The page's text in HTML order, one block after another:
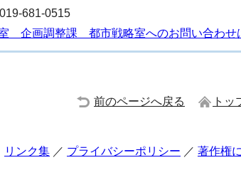
681-0515
企画調整課 都市戦略室へのお問い合わせ
前のページへ戻る トッ
リンク集 プライバシーポリシー 著作権